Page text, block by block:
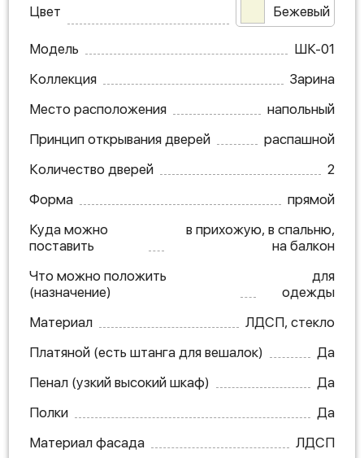
Цвет Бежевый
Модель
ШК-01
Коллекция
Зарина
Место расположения
напольный
Принцип открывания дверей
распашной
Количество дверей
2
Форма
прямой
Куда можно
поставить
в прихожую, в спальню,
на балкон
Что можно положить
(назначение)
для
одежды
Материал
ЛДСП, стекло
Платяной (есть штанга для вешалок)
Да
Пенал (узкий высокий шкаф)
Да
Полки
Да
Материал фасада
ЛДСП